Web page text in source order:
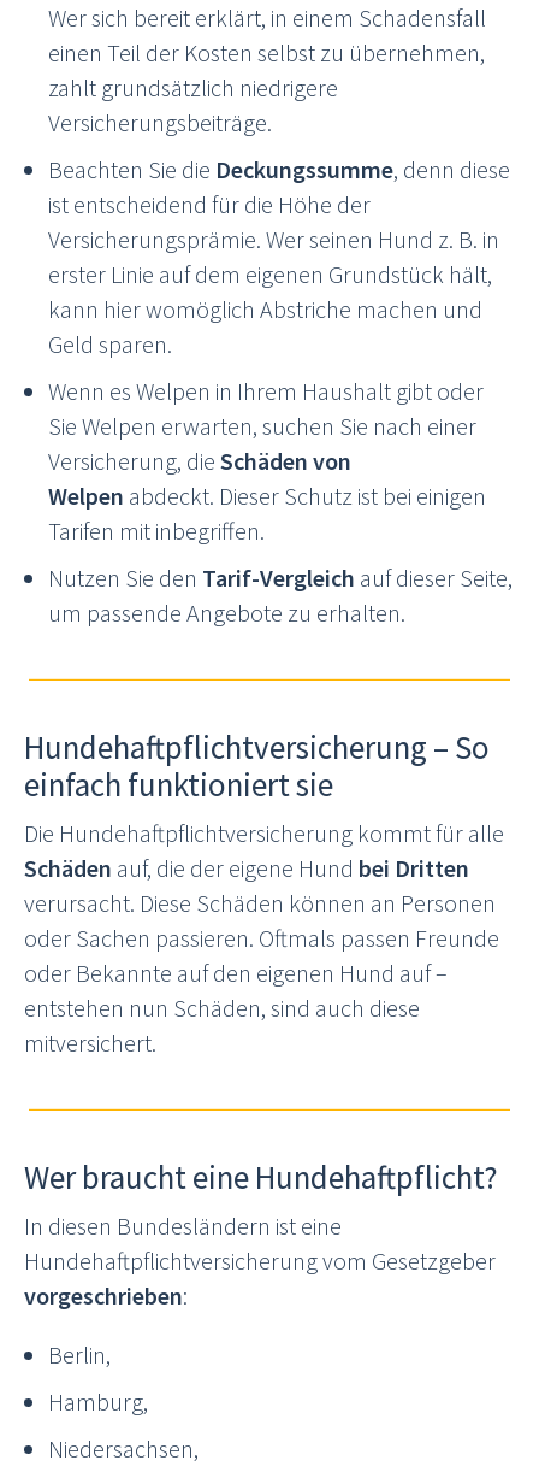
Wer sich bereit erklärt, in einem Schadensfall
einen Teil der Kosten selbst zu übernehmen,
zahlt grundsätzlich niedrigere
Versicherungsbeiträge.
Beachten Sie die Deckungssumme, denn diese
ist entscheidend für die Höhe der
Versicherungsprämie. Wer seinen Hund z. B. in
erster Linie auf dem eigenen Grundstück hält,
kann hier womöglich Abstriche machen und
Geld sparen.
Wenn es Welpen in Ihrem Haushalt gibt oder
Sie Welpen erwarten, suchen Sie nach einer
Versicherung, die Schäden von
Welpen abdeckt. Dieser Schutz ist bei einigen
Tarifen mit inbegriffen.
Nutzen Sie den Tarif-Vergleich auf dieser Seite,
um passende Angebote zu erhalten.
Hundehaftpflichtversicherung – So
einfach funktioniert sie
Die Hundehaftpflichtversicherung kommt für alle
Schäden auf, die der eigene Hund bei Dritten
verursacht. Diese Schäden können an Personen
oder Sachen passieren. Oftmals passen Freunde
oder Bekannte auf den eigenen Hund auf –
entstehen nun Schäden, sind auch diese
mitversichert.
Wer braucht eine Hundehaftpflicht?
In diesen Bundesländern ist eine
Hundehaftpflichtversicherung vom Gesetzgeber
vorgeschrieben:
Berlin,
Hamburg,
Niedersachsen,